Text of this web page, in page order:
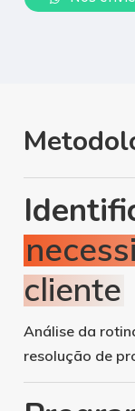
Metodol
cliente
Análise da
resolução de